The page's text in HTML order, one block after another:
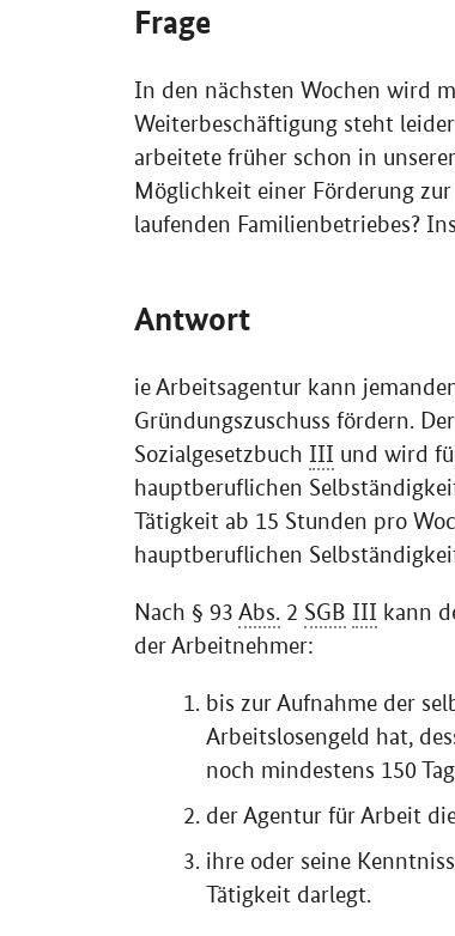
Frage
In den nächsten Wochen wird
Weiterbeschäftigung steht
arbeitete früher schon in
Möglichkeit einer Förderung
laufenden Familienbetriebes?
Antwort
ie Arbeitsagentur kann
Gründungszuschuss fördern.
Sozialgesetzbuch III und wird
hauptberuflichen
Tätigkeit ab 15 Stunden pro
hauptberuflichen
Nach § 93 Abs. 2 SGB III kann
der Arbeitnehmer:
bis zur Aufnahme der
Arbeitslosengeld hat,
noch mindestens 150
der Agentur für Arbeit
ihre oder seine
Tätigkeit darlegt.